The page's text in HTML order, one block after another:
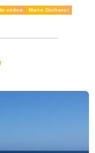
estivo Mario Giuliacci